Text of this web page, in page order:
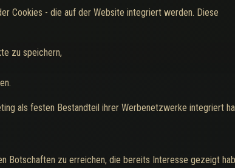
Cookies - die auf der Website integriert werden. Diese
zu speichern,
als festen Bestandteil ihrer Werbenetzwerke integriert
Botschaften zu erreichen, die bereits Interesse gezeigt